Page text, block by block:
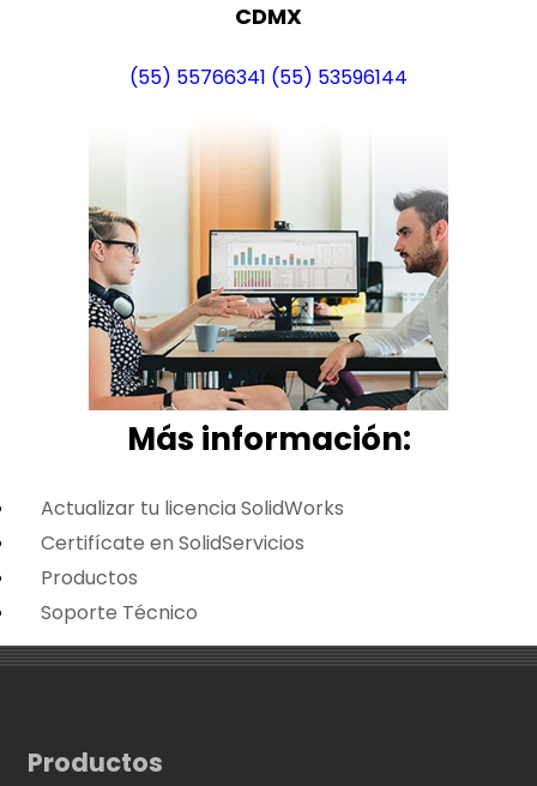
CDMX
(55) 55766341 (55) 53596144
Más información:
Actualizar tu licencia SolidWorks
Certifícate en SolidServicios
Productos
Soporte Técnico
Productos